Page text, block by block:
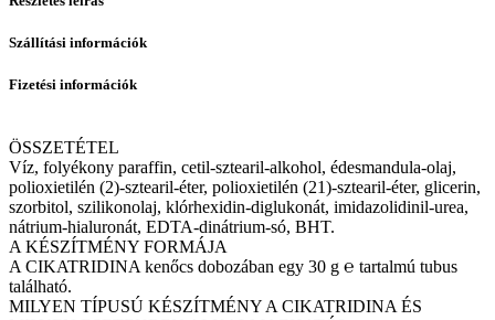
Szállítási információk
Fizetési információk
ÖSSZETÉTEL
Víz, folyékony paraffin, cetil-sztearil-alkohol, édesmandula-olaj,
polioxietilén (2)-sztearil-éter, polioxietilén (21)-sztearil-éter, glicerin,
szorbitol, szilikonolaj, klórhexidin-diglukonát, imidazolidinil-urea,
nátrium-hialuronát, EDTA-dinátrium-só, BHT.
A KÉSZÍTMÉNY FORMÁJA
A CIKATRIDINA kenőcs dobozában egy 30 g ℮ tartalmú tubus
található.
MILYEN TÍPUSÚ KÉSZÍTMÉNY A CIKATRIDINA ÉS